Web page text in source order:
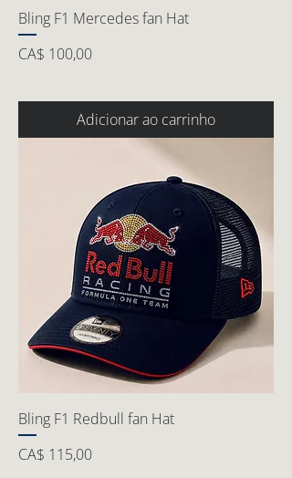
Bling F1 Mercedes fan Hat
Preço
CA$ 100,00
Adicionar ao carrinho
Bling F1 Redbull fan Hat
Preço
CA$ 115,00